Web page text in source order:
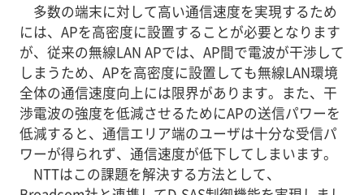
多数の端末に対して高い通信速度を実現するため
には、APを高密度に設置することが必要となります
が、従来の無線LAN APでは、AP間で電波が干渉して
しまうため、APを高密度に設置しても無線LAN環境
全体の通信速度向上には限界があります。また、干
渉電波の強度を低減させるためにAPの送信パワーを
低減すると、通信エリア端のユーザは十分な受信パ
ワーが得られず、通信速度が低下してしまいます。
NTTはこの課題を解決する方法として、